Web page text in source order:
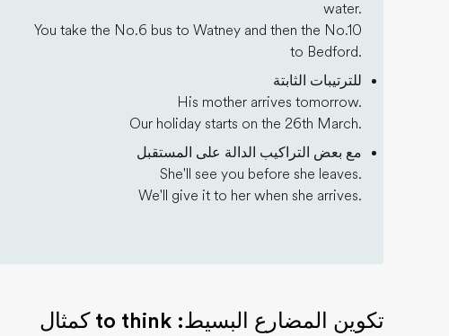
water.
You take the No.6 bus to Watney and then the No.10
to Bedford.
للترتيبات الثابتة
His mother arrives tomorrow.
Our holiday starts on the 26th March.
مع بعض التراكيب الدالة على المستقبل
She'll see you before she leaves.
We'll give it to her when she arrives.
تكوين المضارع البسيط: to think كمثال